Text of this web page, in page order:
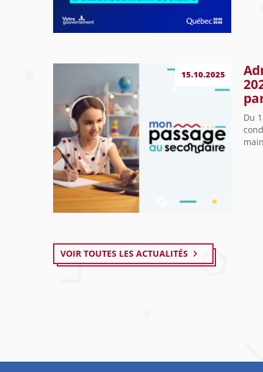
15.10.2025
Du
VOIR TOUTES LES ACTUALITÉS